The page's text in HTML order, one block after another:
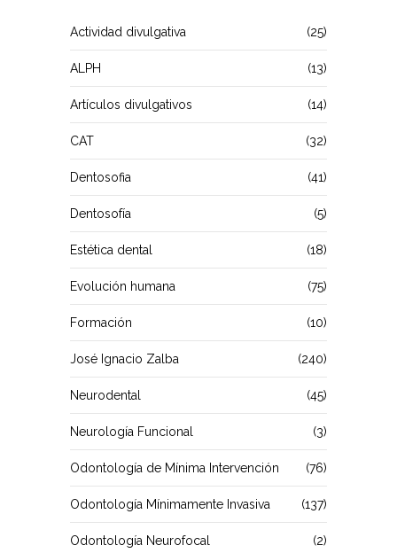
Actividad divulgativa (25)
ALPH (13)
Artículos divulgativos (14)
CAT (32)
Dentosofia (41)
Dentosofía (5)
Estética dental (18)
Evolución humana (75)
Formación (10)
José Ignacio Zalba (240)
Neurodental (45)
Neurología Funcional (3)
Odontología de Mínima Intervención (76)
Odontología Mínimamente Invasiva (137)
Odontología Neurofocal (2)